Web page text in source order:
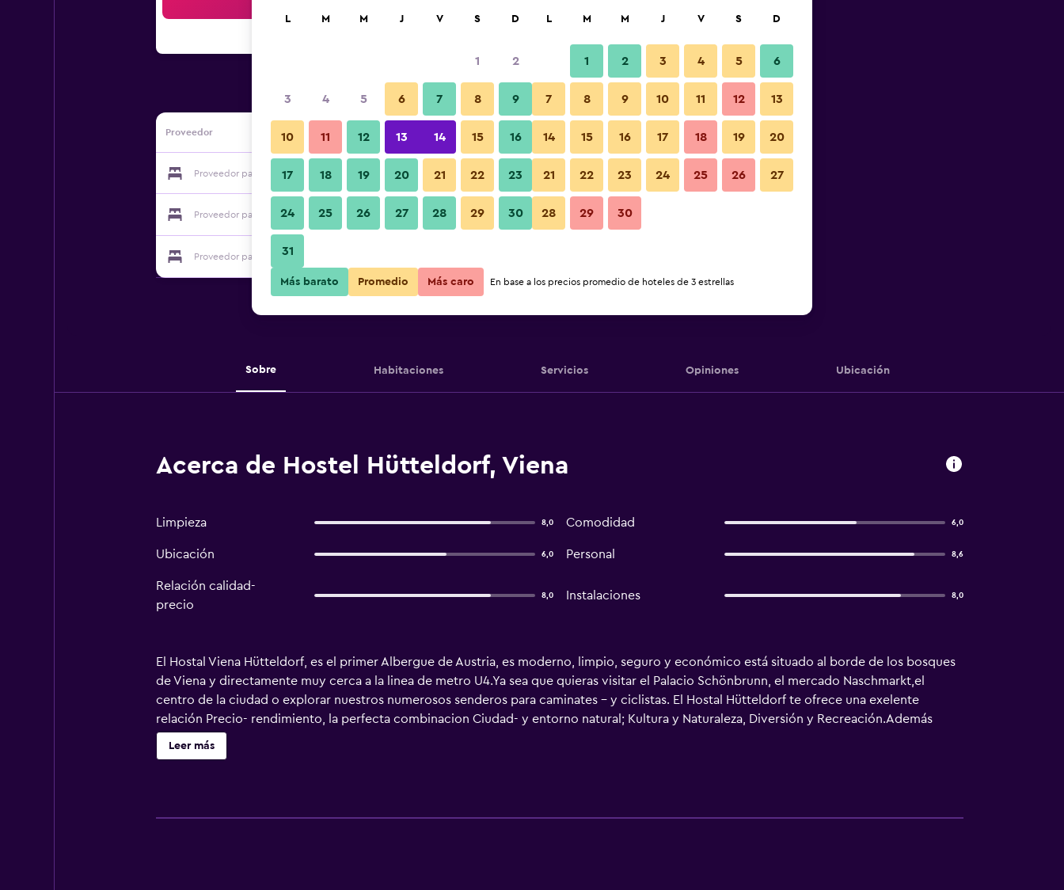
Proveedor
Proveedor para Hostel Hütteldorf Ver precios
Proveedor para Hostel Hütteldorf Ver precios
Proveedor para Hostel Hütteldorf
Sobre Habitaciones Servicios Opiniones Ubicación
Acerca de Hostel Hütteldorf, Viena
Limpieza 8,0 Comodidad 6,0
Ubicación 6,0 Personal 8,6
Relación calidad-
precio
8,0 Instalaciones 8,0
El Hostal Viena Hütteldorf, es el primer Albergue de Austria, es moderno, limpio, seguro y económico está situado al borde de los bosques
de Viena y directamente muy cerca a la linea de metro U4.Ya sea que quieras visitar el Palacio Schönbrunn, el mercado Naschmarkt,el
centro de la ciudad o explorar nuestros numerosos senderos para caminates – y ciclistas. El Hostal Hütteldorf te ofrece una exelente
relación Precio- rendimiento, la perfecta combinacion Ciudad- y entorno natural; Kultura y Naturaleza, Diversión y Recreación.Además
nuestro Hostal da también mucho valor a la sostenibilidad y por este motivo el año 2013 nos otorgaron la etiqueta ecológica de Austria.
Leer más
L M M J V S D
1 2
3 4 5 6 7 8 9
10 11 12 13 14 15 16
17 18 19 20 21 22 23
24 25 26 27 28 29 30
31
L M M J V S D
1 2 3 4 5 6
7 8 9 10 11 12 13
14 15 16 17 18 19 20
21 22 23 24 25 26 27
28 29 30
Más barato Promedio Más caro En base a los precios promedio de hoteles de 3 estrellas